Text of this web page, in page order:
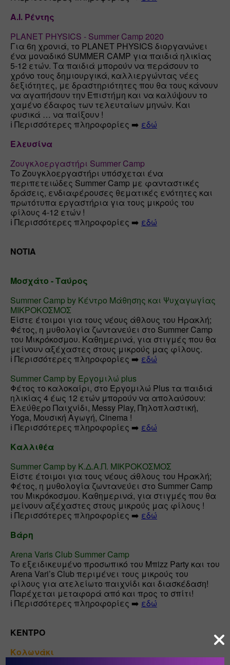
Α.Ι. Ρέντης
PLANET PHYSICS - Summer Camp 2020
Για 6η χρονιά, το PLANET PHYSICS διοργανώνει
ένα μοναδικό SUMMER CAMP για παιδιά ηλικίας
5-12 ετών. Τα παιδιά μπορούν να περάσουν το
χρόνο τους δημιουργικά, καλλιεργώντας νέες
δεξιότητες, με δραστηριότητες που θα τους κάνουν
να αγαπήσουν την Επιστήμη και να καλύψουν το
χαμένο έδαφος των τελευταίων μηνών. Και
φυσικά … να παίξουν !
ℹ️ Περισσότερες πληροφορίες ➡️ εδώ
Ελευσίνα
Ζουγκλοεργαστήρι Summer Camp
Το Ζουγκλοεργαστήρι υπόσχεται ένα
περιπετειώδες Summer Camp με φανταστικές
δράσεις, ενδιαφέρουσες θεματικές ενότητες και
πρωτότυπα εργαστήρια για τους μικρούς του
φίλους 4-12 ετών !
ℹ️ Περισσότερες πληροφορίες ➡️ εδώ
ΝΟΤΙΑ
Μοσχάτο - Ταύρος
Summer Camp by Κέντρο Μάθησης και Ψυχαγωγίας
ΜΙΚΡΟΚΟΣΜΟΣ
Είστε έτοιμοι για τους νέους άθλους του Ηρακλή;
Φέτος, η μυθολογία ζωντανεύει στο Summer Camp
του Μικρόκοσμου. Καθημερινά, για στιγμές που θα
μείνουν αξέχαστες στους μικρούς μας φίλους.
ℹ️ Περισσότερες πληροφορίες ➡️ εδώ
Summer Camp by Εργομιλώ plus
Φέτος το καλοκαίρι, στο Εργομιλώ Plus τα παιδιά
ηλικίας 4 έως 12 ετών μπορούν να απολαύσουν:
Ελεύθερο Παιχνίδι, Μessy Play, Πηλοπλαστική,
Yoga, Μουσική Αγωγή, Cinema !
ℹ️ Περισσότερες πληροφορίες ➡️ εδώ
Καλλιθέα
Summer Camp by Κ.Δ.Α.Π. ΜΙΚΡΟΚΟΣΜΟΣ
Είστε έτοιμοι για τους νέους άθλους του Ηρακλή;
Φέτος, η μυθολογία ζωντανεύει στο Summer Camp
του Μικρόκοσμου. Καθημερινά, για στιγμές που θα
μείνουν αξέχαστες στους μικρούς μας φίλους !
ℹ️ Περισσότερες πληροφορίες ➡️ εδώ
Βάρη
Arena Varis Club Summer Camp
Το εξειδικευμένο προσωπικό του Μπizz Party και του
Arena Vari’s Club περιμένει τους μικρούς του
φίλους για ατελείωτο παιχνίδι και διασκέδαση!
Παρέχεται μεταφορά από και προς το σπίτι!
ℹ️ Περισσότερες πληροφορίες ➡️ εδώ
ΚΕΝΤΡΟ
Κολωνάκι